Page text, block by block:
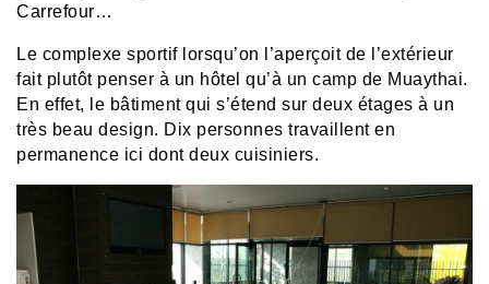
Carrefour…
Le complexe sportif lorsqu’on l’aperçoit de l’extérieur
fait plutôt penser à un hôtel qu’à un camp de Muaythai.
En effet, le bâtiment qui s’étend sur deux étages à un
très beau design. Dix personnes travaillent en
permanence ici dont deux cuisiniers.